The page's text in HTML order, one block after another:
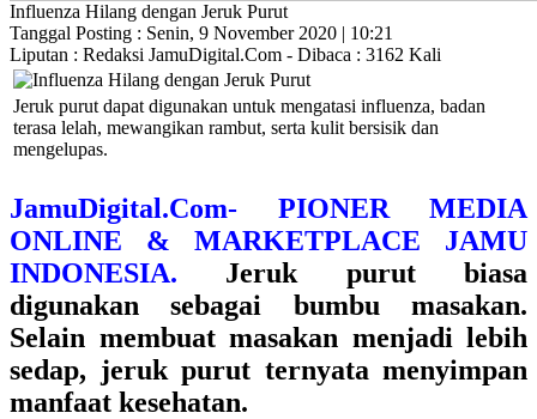
Influenza Hilang dengan Jeruk Purut
Tanggal Posting : Senin, 9 November 2020 | 10:21
Liputan : Redaksi JamuDigital.Com - Dibaca : 3162 Kali
Jeruk purut dapat digunakan untuk mengatasi influenza, badan
terasa lelah, mewangikan rambut, serta kulit bersisik dan
mengelupas.
JamuDigital.Com- PIONER MEDIA
ONLINE & MARKETPLACE JAMU
INDONESIA. Jeruk purut biasa
digunakan sebagai bumbu masakan.
Selain membuat masakan menjadi lebih
sedap, jeruk purut ternyata menyimpan
manfaat kesehatan.